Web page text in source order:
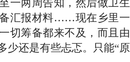
一两周告知，然后做卫
汇报材料……现在乡里
切筹备都来不及，而且
少还是有些忐忑。只能“